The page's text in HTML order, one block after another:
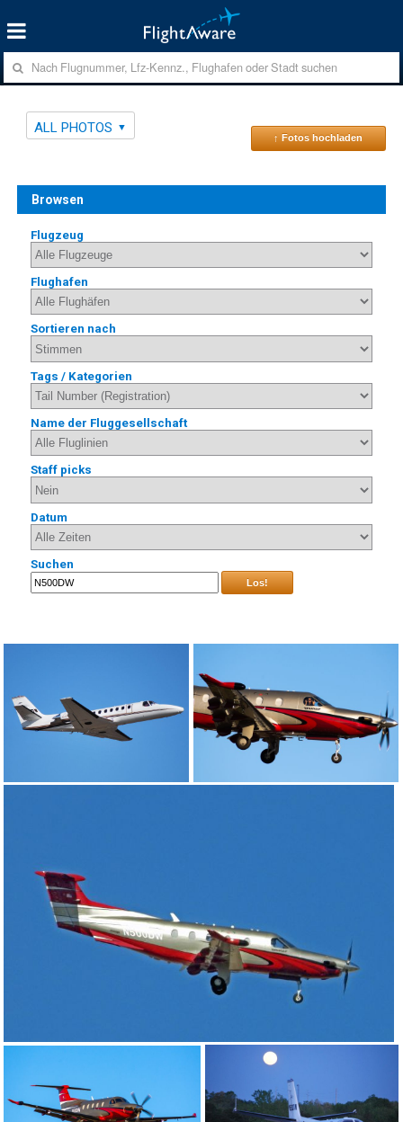
ALL PHOTOS
↑ Fotos hochladen
Browsen
Flugzeug
Flughafen
Sortieren nach
Tags / Kategorien
Name der Fluggesellschaft
Staff picks
Datum
Suchen
Los!